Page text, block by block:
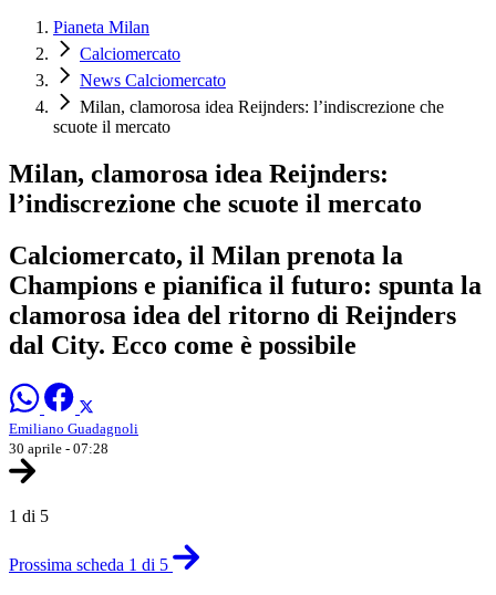
Pianeta Milan
Calciomercato
News Calciomercato
Milan, clamorosa idea Reijnders: l’indiscrezione che
scuote il mercato
Milan, clamorosa idea Reijnders:
l’indiscrezione che scuote il mercato
Calciomercato, il Milan prenota la
Champions e pianifica il futuro: spunta la
clamorosa idea del ritorno di Reijnders
dal City. Ecco come è possibile
Emiliano Guadagnoli
30 aprile - 07:28
1 di 5
Prossima scheda 1 di 5